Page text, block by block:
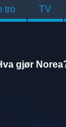
tro TV
gjør